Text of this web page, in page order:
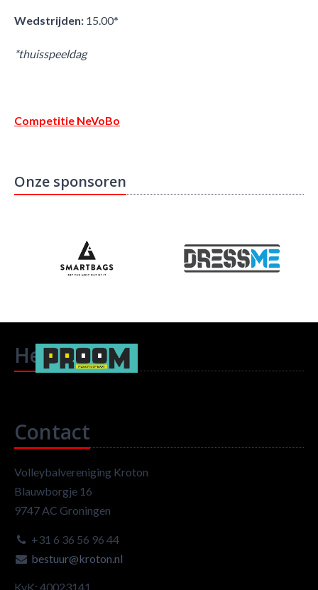
Wedstrijden: 15.00*
*thuisspeeldag
Competitie NeVoBo
Onze sponsoren
Headlines
Contact
Volleybalvereniging Kroton
Blauwborgje 16
9747 AC Groningen
+31 6 36 56 96 44
bestuur@kroton.nl
KvK: 40023141